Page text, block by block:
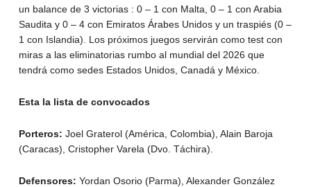
un balance de 3 victorias : 0 – 1 con Malta, 0 – 1 con Arabia
Saudita y 0 – 4 con Emiratos Árabes Unidos y un traspiés (0 –
1 con Islandia). Los próximos juegos servirán como test con
miras a las eliminatorias rumbo al mundial del 2026 que
tendrá como sedes Estados Unidos, Canadá y México.
Esta la lista de convocados
Porteros: Joel Graterol (América, Colombia), Alain Baroja
(Caracas), Cristopher Varela (Dvo. Táchira).
Defensores: Yordan Osorio (Parma), Alexander González